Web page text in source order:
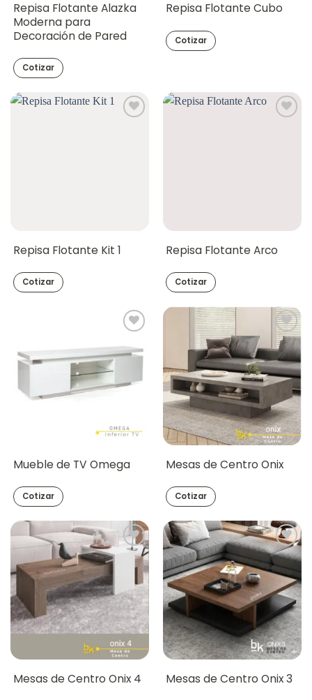
Repisa Flotante Alazka
Moderna para
Decoración de Pared
Cotizar
Repisa Flotante Cubo
Cotizar
Repisa Flotante Kit 1
Cotizar
Repisa Flotante Arco
Cotizar
Mueble de TV Omega
Cotizar
Mesas de Centro Onix
Cotizar
Mesas de Centro Onix 4 Mesas de Centro Onix 3